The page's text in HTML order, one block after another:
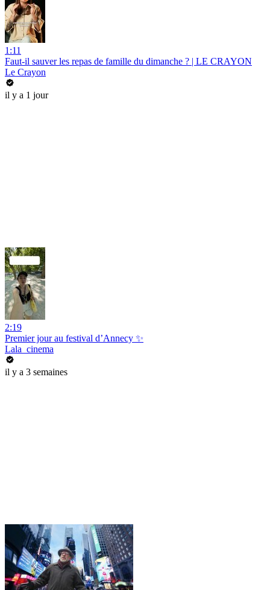
1:11
Faut-il sauver les repas de famille du dimanche ? | LE CRAYON
Le Crayon
il y a 1 jour
2:19
Premier jour au festival d’Annecy ✨
Lala_cinema
il y a 3 semaines